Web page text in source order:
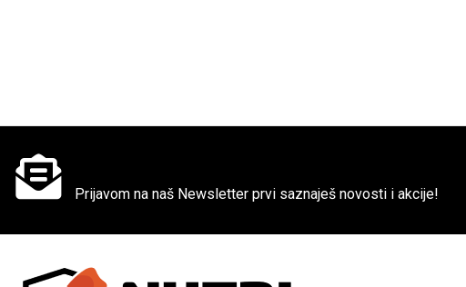
Prijavom na naš Newsletter prvi saznaješ novosti i akcije!